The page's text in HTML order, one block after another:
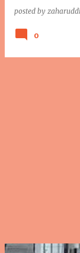
posted by
0